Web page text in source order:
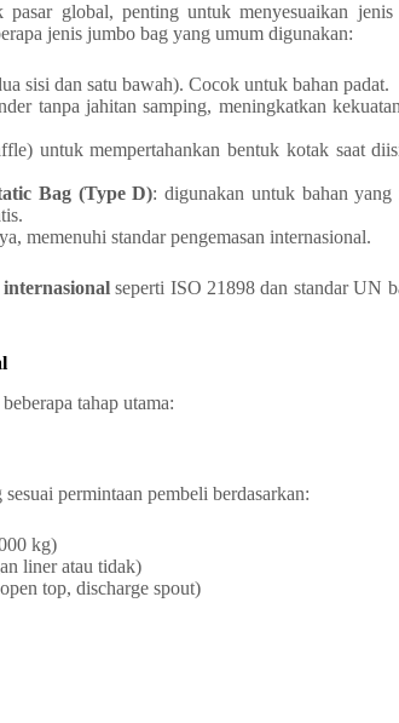
global, penting untuk menyesuaikan jenis
jenis jumbo bag yang umum digunakan:
sisi dan satu bawah). Cocok untuk bahan padat.
tanpa jahitan samping, meningkatkan
untuk mempertahankan bentuk kotak saat
Bag (Type D): digunakan untuk bahan yang
memenuhi standar pengemasan internasional.
seperti ISO 21898 dan standar UN
tahap utama:
permintaan pembeli berdasarkan:
kg)
liner atau tidak)
top, discharge spout)